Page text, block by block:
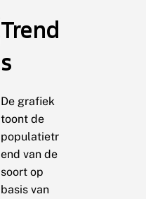
Trend
s
De grafiek
toont de
populatietr
end van de
soort op
basis van